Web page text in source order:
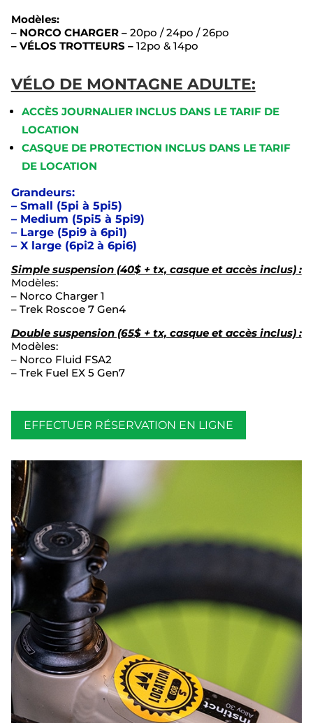
Modèles:
– NORCO CHARGER – 20po / 24po / 26po
– VÉLOS TROTTEURS – 12po & 14po
VÉLO DE MONTAGNE ADULTE:
ACCÈS JOURNALIER INCLUS DANS LE TARIF DE
LOCATION
CASQUE DE PROTECTION INCLUS DANS LE TARIF
DE LOCATION
Grandeurs:
– Small (5pi à 5pi5)
– Medium (5pi5 à 5pi9)
– Large (5pi9 à 6pi1)
– X large (6pi2 à 6pi6)
Simple suspension (40$ + tx, casque et accès inclus) :
Modèles:
– Norco Charger 1
– Trek Roscoe 7 Gen4
Double suspension (65$ + tx, casque et accès inclus) :
Modèles:
– Norco Fluid FSA2
– Trek Fuel EX 5 Gen7
EFFECTUER RÉSERVATION EN LIGNE